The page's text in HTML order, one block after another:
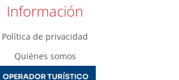
Información
Política de privacidad
Quiénes somos